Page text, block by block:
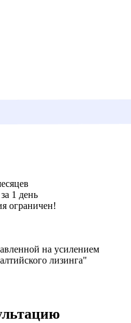
1 день
ограничен!
на усилением
лизинга"